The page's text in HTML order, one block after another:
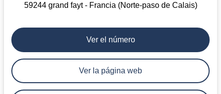
59244 grand fayt - Francia (Norte-paso de Calais)
Ver el número
Ver la página web